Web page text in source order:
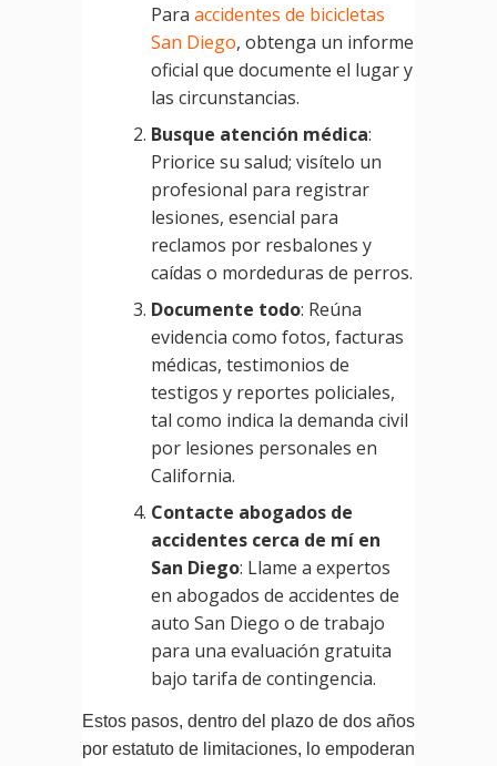
Para accidentes de bicicletas
San Diego, obtenga un informe
oficial que documente el lugar y
las circunstancias.
Busque atención médica:
Priorice su salud; visítelo un
profesional para registrar
lesiones, esencial para
reclamos por resbalones y
caídas o mordeduras de perros.
Documente todo: Reúna
evidencia como fotos, facturas
médicas, testimonios de
testigos y reportes policiales,
tal como indica la demanda civil
por lesiones personales en
California.
Contacte abogados de
accidentes cerca de mí en
San Diego: Llame a expertos
en abogados de accidentes de
auto San Diego o de trabajo
para una evaluación gratuita
bajo tarifa de contingencia.
Estos pasos, dentro del plazo de dos años
por estatuto de limitaciones, lo empoderan